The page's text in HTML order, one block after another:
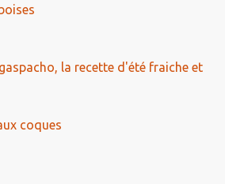
la recette d'été fraiche et
coques